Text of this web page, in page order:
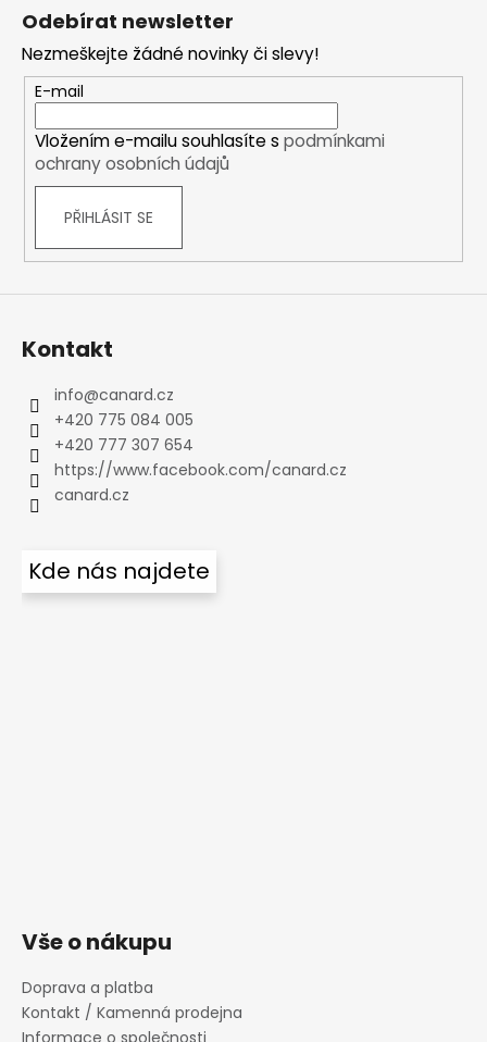
Odebírat newsletter
Nezmeškejte žádné novinky či slevy!
E-mail
Vložením e-mailu souhlasíte s podmínkami
ochrany osobních údajů
PŘIHLÁSIT SE
Kontakt
info@canard.cz
+420 775 084 005
+420 777 307 654
https://www.facebook.com/canard.cz
canard.cz
Kde nás najdete
Vše o nákupu
Doprava a platba
Kontakt / Kamenná prodejna
Informace o společnosti